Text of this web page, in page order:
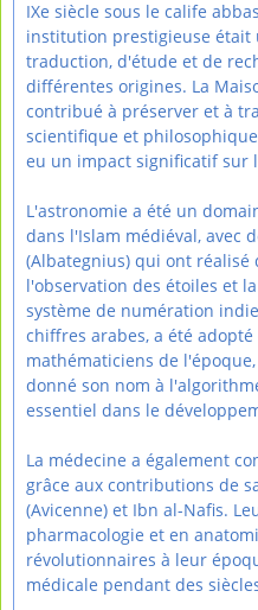
IXe siècle sous le calife
institution prestigieuse était
traduction, d'étude et de
différentes origines. La
contribué à préserver et à
scientifique et
eu un impact significatif sur
L'astronomie a été un
dans l'Islam médiéval, avec
(Albategnius) qui ont réalisé
l'observation des étoiles et
système de numération
chiffres arabes, a été
mathématiciens de
donné son nom à
essentiel dans le
La médecine a également
grâce aux contributions de
(Avicenne) et Ibn al-Nafis.
pharmacologie et en
révolutionnaires à leur
médicale pendant des